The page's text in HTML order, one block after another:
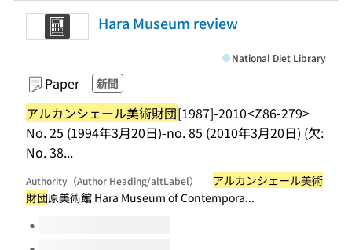
Hara Museum review
Paper 新聞
アルカンシェール美術財団[1987]-2010<Z86-279>
No. 25 (1994年3月20日)-no. 85 (2010年3月20日) (欠:
No. 38...
National Diet Library
Authority（Author Heading/altLabel）
アルカンシェール美術
財団原美術館 Hara Museum of Contempora...
Volumes of this title